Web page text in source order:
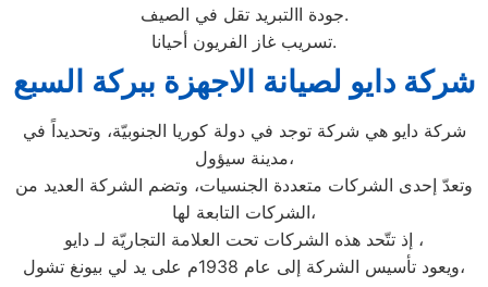
جودة االتبريد تقل في الصيف.
تسريب غاز الفريون أحيانا.
شركة دايو لصيانة الاجهزة ببركة السبع
شركة دايو هي شركة توجد في دولة كوريا الجنوبيّة، وتحديداً في
مدينة سيؤول،
وتعدّ إحدى الشركات متعددة الجنسيات، وتضم الشركة العديد من
الشركات التابعة لها،
إذ تتّحد هذه الشركات تحت العلامة التجاريّة لـ دايو ،
ويعود تأسيس الشركة إلى عام 1938م على يد لي بيونغ تشول،